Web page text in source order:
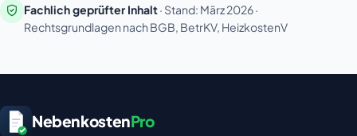
Fachlich geprüfter Inhalt· Stand: März 2026 ·
Rechtsgrundlagen nach BGB, BetrKV, HeizkostenV
NebenkostenPro